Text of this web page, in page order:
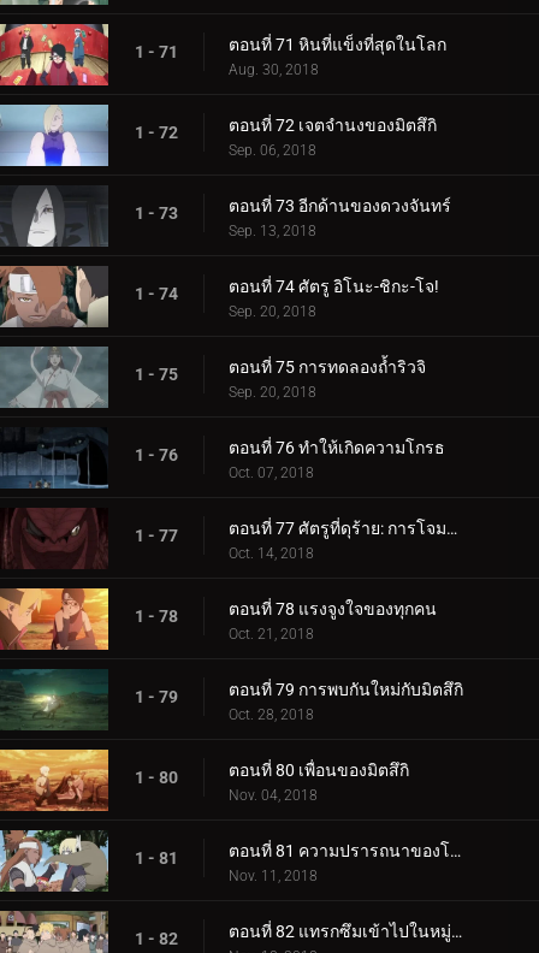
1 - 71 ตอนที่ 71 หินที่แข็งที่สุดในโลก
Aug. 30, 2018
1 - 72 ตอนที่ 72 เจตจำนงของมิตสึกิ
Sep. 06, 2018
1 - 73 ตอนที่ 73 อีกด้านของดวงจันทร์
Sep. 13, 2018
1 - 74 ตอนที่ 74 ศัตรู อิโนะ-ชิกะ-โจ!
Sep. 20, 2018
1 - 75 ตอนที่ 75 การทดลองถ้ำริวจิ
Sep. 20, 2018
1 - 76 ตอนที่ 76 ทำให้เกิดความโกรธ
Oct. 07, 2018
1 - 77 ตอนที่ 77 ศัตรูที่ดุร้าย: การโจมตีอันดุร้ายของการาก้า!
Oct. 14, 2018
1 - 78 ตอนที่ 78 แรงจูงใจของทุกคน
Oct. 21, 2018
1 - 79 ตอนที่ 79 การพบกันใหม่กับมิตสึกิ
Oct. 28, 2018
1 - 80 ตอนที่ 80 เพื่อนของมิตสึกิ
Nov. 04, 2018
1 - 81 ตอนที่ 81 ความปรารถนาของโบรูโตะ
Nov. 11, 2018
1 - 82 ตอนที่ 82 แทรกซึมเข้าไปในหมู่บ้านหินที่ซ่อนอยู่